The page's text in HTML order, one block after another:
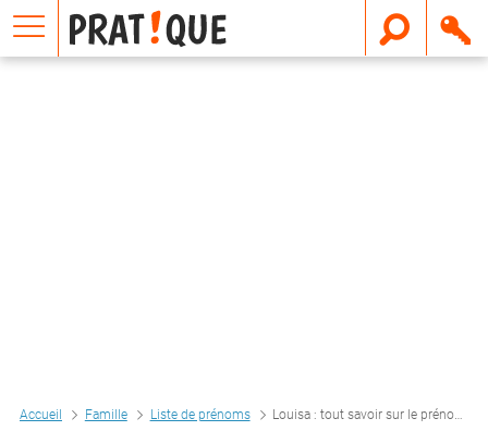
Accueil Famille Liste de prénoms Louisa : tout savoir sur le prénom louisa
E
m
a